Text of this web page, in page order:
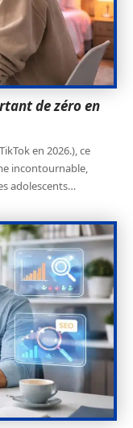
de zéro en
en 2026.), ce
incontournable,
adolescents…